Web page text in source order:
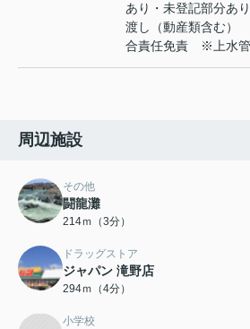
あり・未登記部分
渡し（動産類含む
合責任免責 ※上水管
周辺施設
その他
闘龍灘
214ｍ（3分）
ドラッグストア
ジャパン 滝野店
294ｍ（4分）
小学校